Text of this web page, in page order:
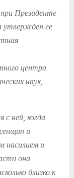
Президенте
утвержден ее
центра
наук,
ней, когда
и
насилием и
она
близко к